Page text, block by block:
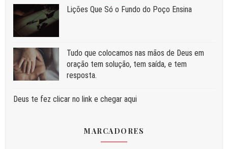
Liç⁠ões Que Só o Fundo do Poço Ensina
Tudo que colocamos nas mãos de Deus em
oração tem solução, tem saída, e tem
resposta.
Deus te fez clicar no link e chegar aqui
MARCADORES